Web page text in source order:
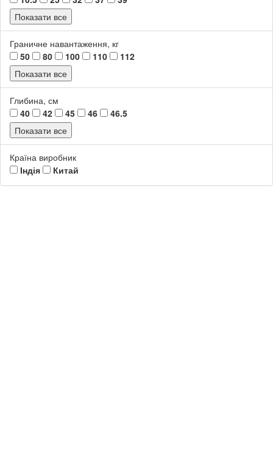
Показати все
Граничне навантаження, кг
50
80 100 110
112
Показати все
Глибина, см
40
42 45 46
46.5
Показати все
Країна виробник
Індія
Китай